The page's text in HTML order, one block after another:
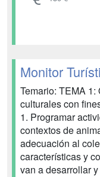
Monitor
Temario: TEMA
culturales con
1. Programar
contextos de
adecuación al
características y
van a desarrollar